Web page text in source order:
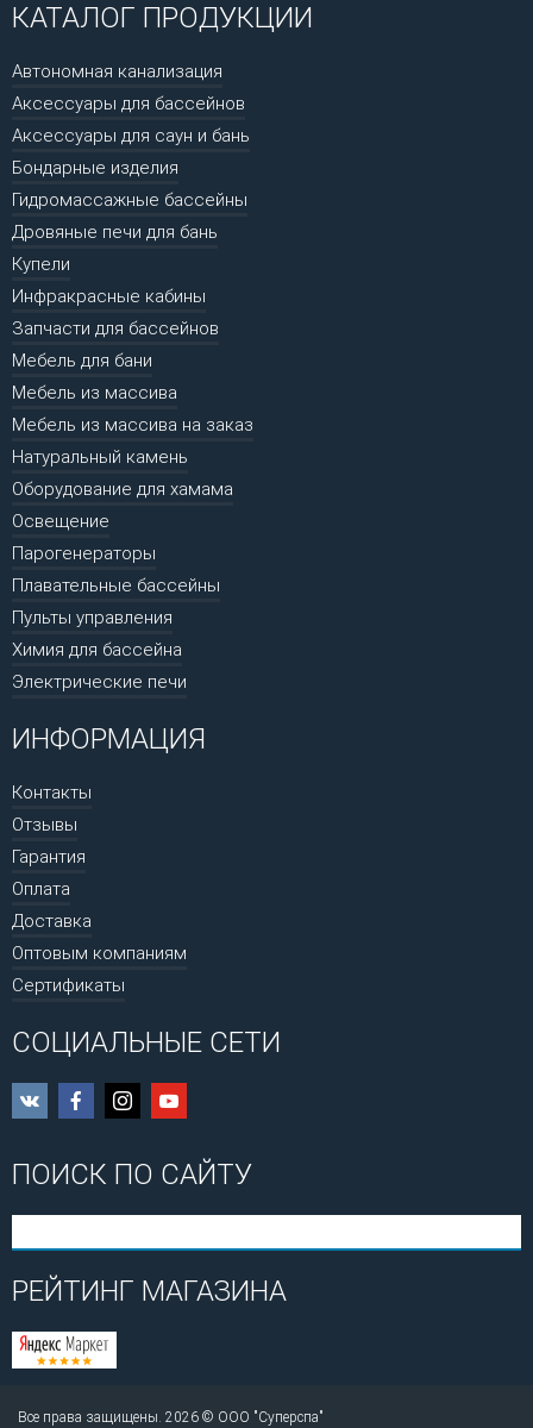
КАТАЛОГ ПРОДУКЦИИ
Автономная канализация
Аксессуары для бассейнов
Аксессуары для саун и бань
Бондарные изделия
Гидромассажные бассейны
Дровяные печи для бань
Купели
Инфракрасные кабины
Запчасти для бассейнов
Мебель для бани
Мебель из массива
Мебель из массива на заказ
Натуральный камень
Оборудование для хамама
Освещение
Парогенераторы
Плавательные бассейны
Пульты управления
Химия для бассейна
Электрические печи
ИНФОРМАЦИЯ
Контакты
Отзывы
Гарантия
Оплата
Доставка
Оптовым компаниям
Сертификаты
СОЦИАЛЬНЫЕ СЕТИ
ПОИСК ПО САЙТУ
РЕЙТИНГ МАГАЗИНА
Все права защищены. 2026 © ООО "Суперспа"